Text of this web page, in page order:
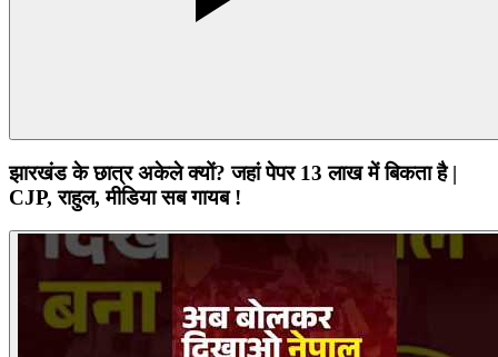
झारखंड के छात्र अकेले क्यों? जहां पेपर 13 लाख में बिकता है |
CJP, राहुल, मीडिया सब गायब !